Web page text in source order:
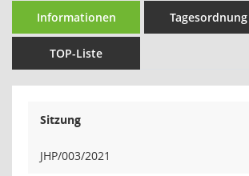
Informationen Tagesordnung
TOP-Liste
Sitzung
JHP/003/2021